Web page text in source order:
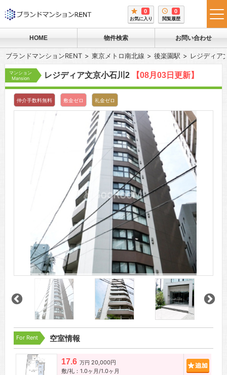
0
お気に入り
0
閲覧履歴
HOME 物件検索 お問い合わせ
ブランドマンションRENT 東京メトロ南北線 後楽園駅 レジディア
マンション
Mansion
レジディア文京小石川2 【08月03日更新】
仲介手数料無料 敷金ゼロ 礼金ゼロ
For Rent 空室情報
17.6 万円 20,000円
敷/礼：1.0ヶ月/1.0ヶ月